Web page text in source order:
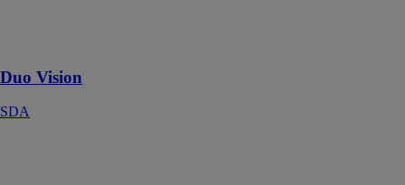
Duo Vision
SDA